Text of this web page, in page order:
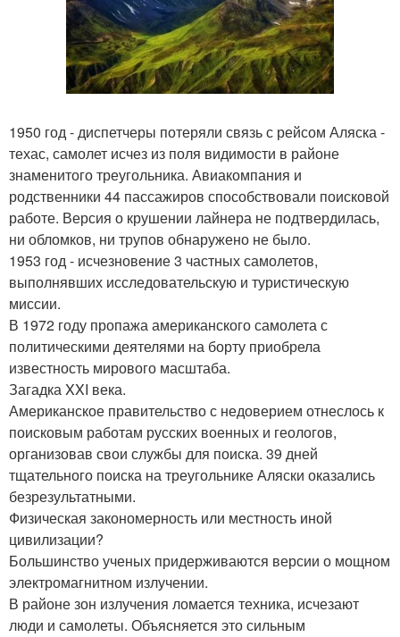
1950 год - диспетчеры потеряли связь с рейсом Аляска -
техас, самолет исчез из поля видимости в районе
знаменитого треугольника. Авиакомпания и
родственники 44 пассажиров способствовали поисковой
работе. Версия о крушении лайнера не подтвердилась,
ни обломков, ни трупов обнаружено не было.
1953 год - исчезновение 3 частных самолетов,
выполнявших исследовательскую и туристическую
миссии.
В 1972 году пропажа американского самолета с
политическими деятелями на борту приобрела
известность мирового масштаба.
Загадка XXI века.
Американское правительство с недоверием отнеслось к
поисковым работам русских военных и геологов,
организовав свои службы для поиска. 39 дней
тщательного поиска на треугольнике Аляски оказались
безрезультатными.
Физическая закономерность или местность иной
цивилизации?
Большинство ученых придерживаются версии о мощном
электромагнитном излучении.
В районе зон излучения ломается техника, исчезают
люди и самолеты. Объясняется это сильным